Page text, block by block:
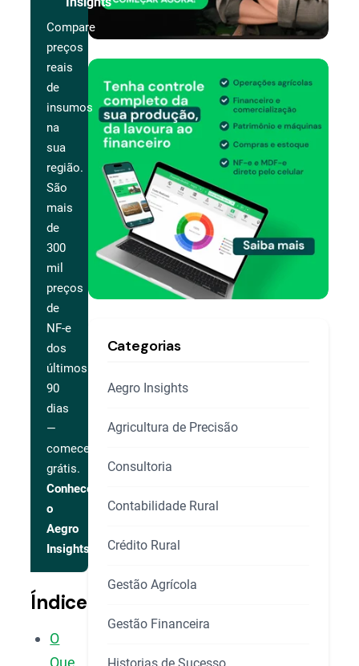
Compare
preços
reais
de
insumos
na
sua
região.
São
mais
de
300
mil
preços
de
NF-e
dos
últimos
90
dias
—
comece
grátis.
Conhecer
o
Aegro
Insights
Índice
O
Que
Categorias
Aegro Insights
Agricultura de Precisão
Consultoria
Contabilidade Rural
Crédito Rural
Gestão Agrícola
Gestão Financeira
Historias de Sucesso